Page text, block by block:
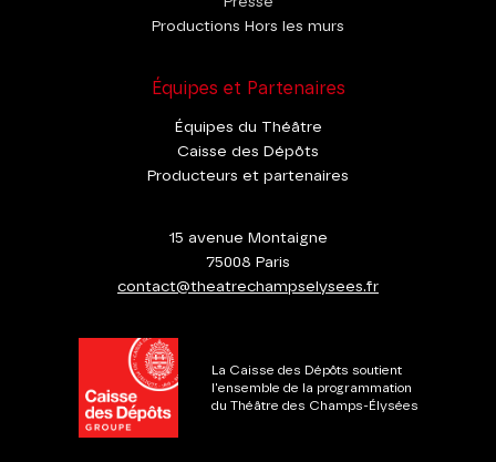
Productions Hors les murs
Équipes et Partenaires
Équipes du Théâtre
Caisse des Dépôts
Producteurs et partenaires
15 avenue Montaigne
75008 Paris
contact@theatrechampselysees.fr
La Caisse des Dépôts soutient
l'ensemble de la programmation
du Théâtre des Champs-Élysées